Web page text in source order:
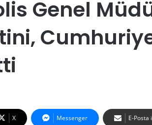
Genel
X Messenger E-Posta